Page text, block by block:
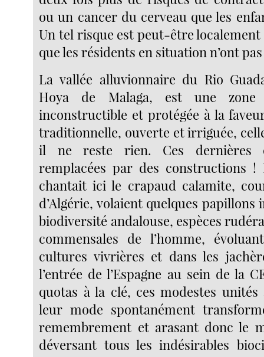
ou un cancer du cerveau que les
Un tel risque est peut-être
que les résidents en situation n’ont
La vallée alluvionnaire du Rio
Hoya de Malaga, est une zone
inconstructible et protégée à la
traditionnelle, ouverte et irriguée,
il ne reste rien. Ces dernières
remplacées par des constructions
chantait ici le crapaud calamite,
d’Algérie, volaient quelques papillons
biodiversité andalouse, espèces
commensales de l’homme,
cultures vivrières et dans les
l’entrée de l’Espagne au sein de la
quotas à la clé, ces modestes
leur mode spontanément
remembrement et arasant donc le
déversant tous les indésirables